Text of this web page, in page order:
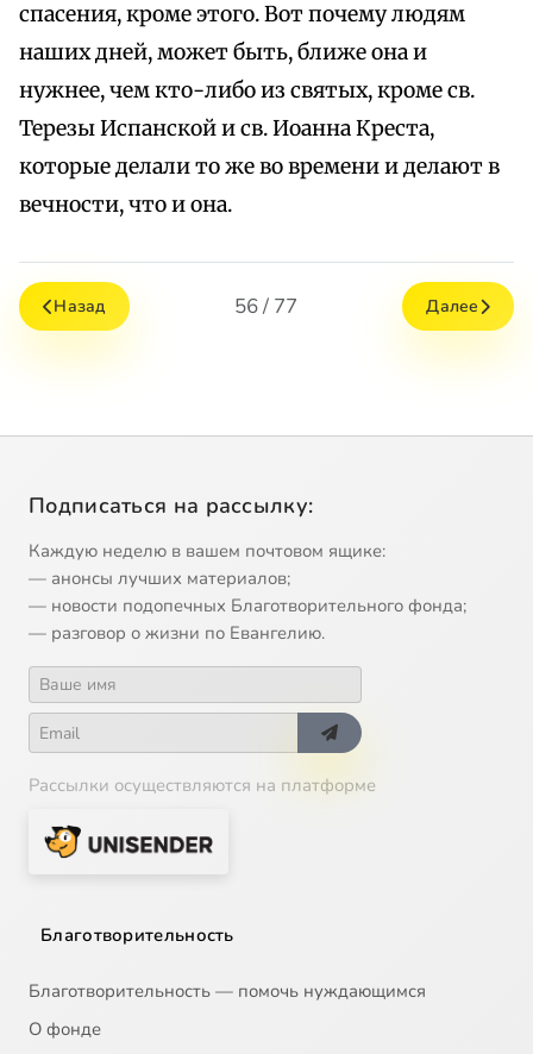
спасения, кроме этого. Вот почему людям
наших дней, может быть, ближе она и
нужнее, чем кто-либо из святых, кроме св.
Терезы Испанской и св. Иоанна Креста,
которые делали то же во времени и делают в
вечности, что и она.
Назад 56 / 77 Далее
Подписаться на рассылку:
Каждую неделю в вашем почтовом ящике:
— анонсы лучших материалов;
— новости подопечных Благотворительного фонда;
— разговор о жизни по Евангелию.
Рассылки осуществляются на платформе
Благотворительность
Благотворительность — помочь нуждающимся
О фонде